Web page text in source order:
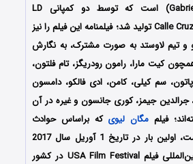
(Gabriela Cowperthwaite) است که توسط دو کمپانی‌ LD
Entertainment و Calle Cruzada تولید شد؛ فیلمنامه این فیلم را نیز
و تیم لاوستد به صورت مشترک، به نگارش
کیت مارا، رامون رودریگز، تام فلتون،
پاتون، سم کیلی، کامن، ادی فالکو، دامسون
جرالدین جیمز، کوری جانسون و غیره در آن
فیلم مگان لیوی که براساس حوادث
واقعی ساخته شده است، اولین بار در تاریخ 1 آوریل سال 2017
میلادی در جشنواره بین‌المللی فیلم USA Film Festival در کشور